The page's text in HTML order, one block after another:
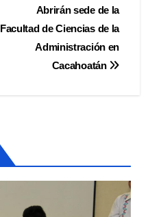
Abrirán sede de la
Facultad de Ciencias de la
Administración en
Cacahoatán